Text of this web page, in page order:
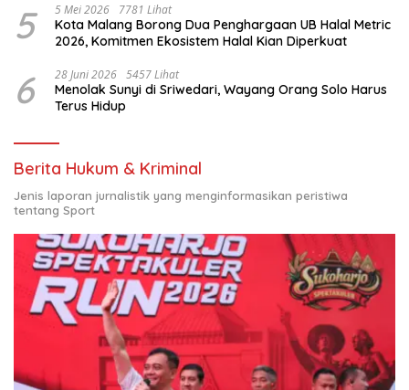
5 5 Mei 2026 7781 Lihat
Kota Malang Borong Dua Penghargaan UB Halal Metric
2026, Komitmen Ekosistem Halal Kian Diperkuat
6 28 Juni 2026 5457 Lihat
Menolak Sunyi di Sriwedari, Wayang Orang Solo Harus
Terus Hidup
Berita Hukum & Kriminal
Jenis laporan jurnalistik yang menginformasikan peristiwa
tentang Sport